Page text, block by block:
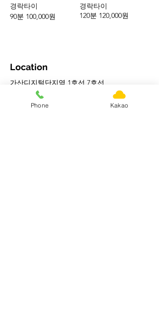
경락타이
경락타이
90분 100,000원
120분 120,000원
Location
가산디지털단지역 1호선,7호선
Phone Kakao